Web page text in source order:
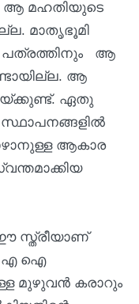
മഹതിയുടെ
മാതൃഭൂമി
പത്രത്തിനും ആ
ആ
ഏതു
ആകാര
സ്ത്രീയാണ്
എ ഐ
മുഴുവൻ കരാറും